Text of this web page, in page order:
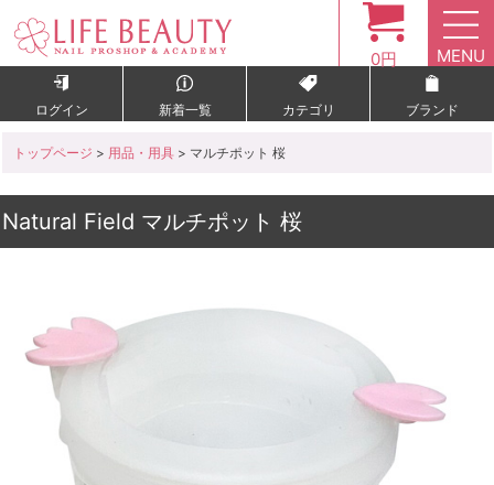
0円 MENU
ログイン 新着一覧 カテゴリ ブランド
トップページ > 用品・用具 > マルチポット 桜
Natural Field マルチポット 桜